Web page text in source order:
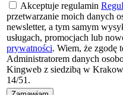
Akceptuje regulamin
przetwarzanie moich danych
newsletter, a tym samym
usługach, promocjach lub
prywatności. Wiem, że zgodę
Administratorem danych
Kingweb z siedzibą w
14/51.